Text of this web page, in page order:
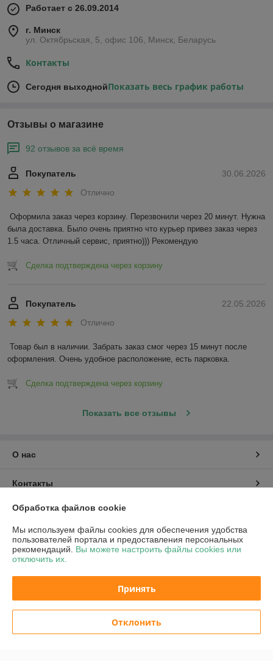
Работает с 26.09.2014
г. Минск
ул. Октябрьская, 5, офис 106, Минск, Беларусь
Контакты
Сегодня выходнойПоказать весь график работы
Отзывы о магазине
92 отзывов за всё время
30.06.2026
Покупатель
Отлично
Оформила заказ через корзину. Перезвонили через 20 минут. Нужна
была доставка. Было очень приятно что курьер привез заказ через
1.5 часа. Отличный сервис, приятно))) Рекомендую
Сделка подтверждена через корзину
22.05.2026
Покупатель
Отлично
Товар был в наличии. Забрать заказ смог через 15 минут после
оформления. Очень удобное расположение, есть парковка.
Сделка подтверждена через корзину
Показать все отзывы
О нас
Контакты
Доставка и оплата
График работы
Политика обработки cookies
Сайт создан на платформе Deal.by
Обработка файлов cookie
Мы используем файлы cookies для обеспечения удобства
пользователей портала и предоставления персональных
рекомендаций. Вы можете настроить файлы cookies или
отключить их.
Принять
Отклонить